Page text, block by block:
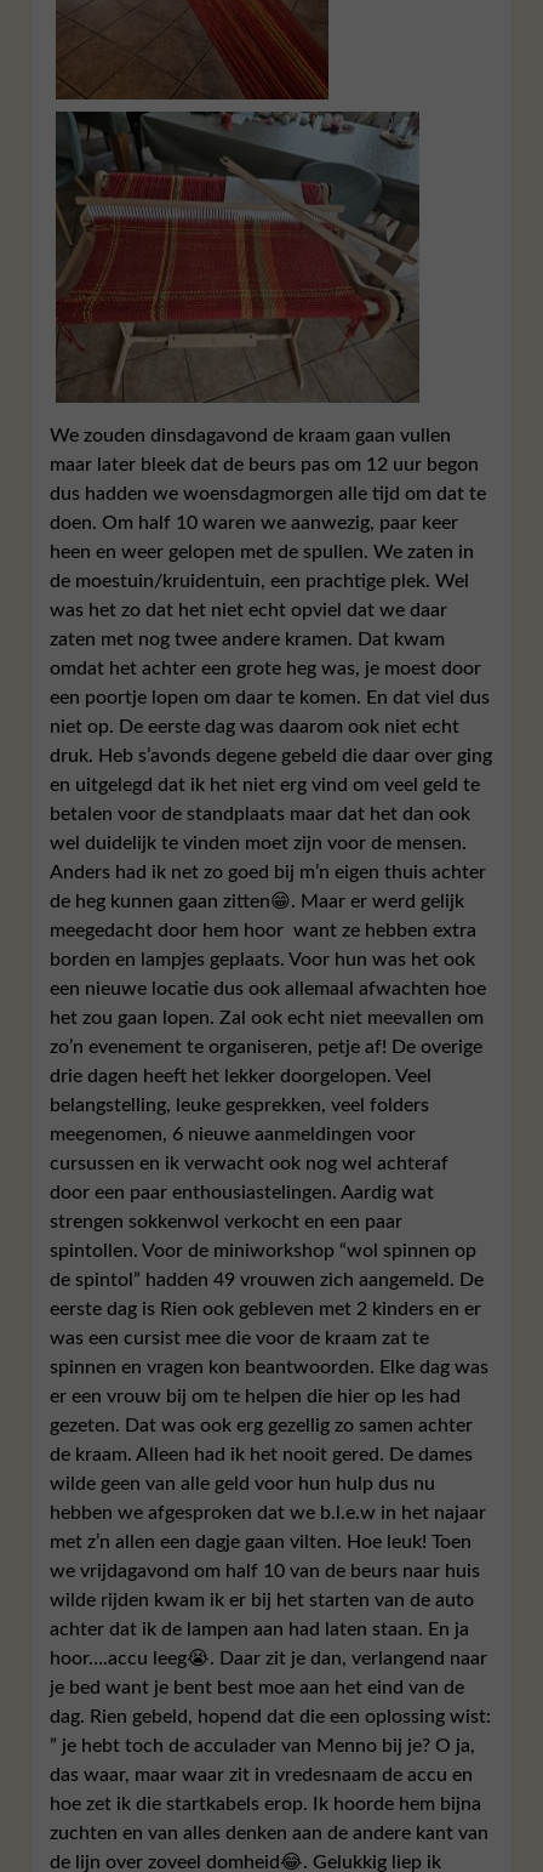
We zouden dinsdagavond de kraam gaan vullen
maar later bleek dat de beurs pas om 12 uur begon
dus hadden we woensdagmorgen alle tijd om dat te
doen. Om half 10 waren we aanwezig, paar keer
heen en weer gelopen met de spullen. We zaten in
de moestuin/kruidentuin, een prachtige plek. Wel
was het zo dat het niet echt opviel dat we daar
zaten met nog twee andere kramen. Dat kwam
omdat het achter een grote heg was, je moest door
een poortje lopen om daar te komen. En dat viel dus
niet op. De eerste dag was daarom ook niet echt
druk. Heb s’avonds degene gebeld die daar over ging
en uitgelegd dat ik het niet erg vind om veel geld te
betalen voor de standplaats maar dat het dan ook
wel duidelijk te vinden moet zijn voor de mensen.
Anders had ik net zo goed bij m’n eigen thuis achter
de heg kunnen gaan zitten😁. Maar er werd gelijk
meegedacht door hem hoor want ze hebben extra
borden en lampjes geplaats. Voor hun was het ook
een nieuwe locatie dus ook allemaal afwachten hoe
het zou gaan lopen. Zal ook echt niet meevallen om
zo’n evenement te organiseren, petje af! De overige
drie dagen heeft het lekker doorgelopen. Veel
belangstelling, leuke gesprekken, veel folders
meegenomen, 6 nieuwe aanmeldingen voor
cursussen en ik verwacht ook nog wel achteraf
door een paar enthousiastelingen. Aardig wat
strengen sokkenwol verkocht en een paar
spintollen. Voor de miniworkshop “wol spinnen op
de spintol” hadden 49 vrouwen zich aangemeld. De
eerste dag is Rien ook gebleven met 2 kinders en er
was een cursist mee die voor de kraam zat te
spinnen en vragen kon beantwoorden. Elke dag was
er een vrouw bij om te helpen die hier op les had
gezeten. Dat was ook erg gezellig zo samen achter
de kraam. Alleen had ik het nooit gered. De dames
wilde geen van alle geld voor hun hulp dus nu
hebben we afgesproken dat we b.l.e.w in het najaar
met z’n allen een dagje gaan vilten. Hoe leuk! Toen
we vrijdagavond om half 10 van de beurs naar huis
wilde rijden kwam ik er bij het starten van de auto
achter dat ik de lampen aan had laten staan. En ja
hoor….accu leeg😭. Daar zit je dan, verlangend naar
je bed want je bent best moe aan het eind van de
dag. Rien gebeld, hopend dat die een oplossing wist:
” je hebt toch de acculader van Menno bij je? O ja,
das waar, maar waar zit in vredesnaam de accu en
hoe zet ik die startkabels erop. Ik hoorde hem bijna
zuchten en van alles denken aan de andere kant van
de lijn over zoveel domheid😂. Gelukkig liep ik